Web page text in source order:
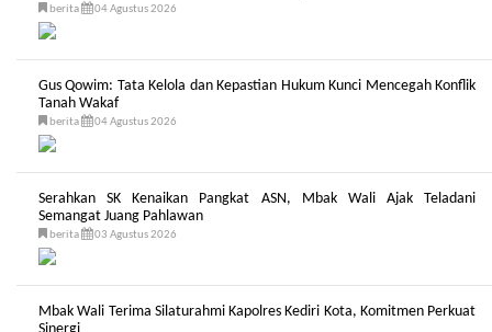
berita 04 Agustus 2026
Gus Qowim: Tata Kelola dan Kepastian Hukum Kunci Mencegah Konflik
Tanah Wakaf
berita 04 Agustus 2026
Serahkan SK Kenaikan Pangkat ASN, Mbak Wali Ajak Teladani
Semangat Juang Pahlawan
berita 03 Agustus 2026
Mbak Wali Terima Silaturahmi Kapolres Kediri Kota, Komitmen Perkuat